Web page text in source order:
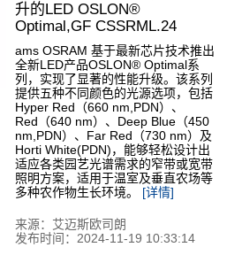
升的LED OSLON®
Optimal,GF CSSRML.24
ams OSRAM 基于最新芯片技术推出
全新LED产品OSLON® Optimal系
列，实现了显著的性能升级。该系列
提供五种不同颜色的光源选项，包括
Hyper Red（660 nm,PDN）、
Red（640 nm）、Deep Blue（450
nm,PDN）、Far Red（730 nm）及
Horti White(PDN)，能够轻松设计出
适应各类园艺光谱需求的窄带或宽带
照明方案，适用于温室及垂直农场等
多种农作物生长环境。 [详情]
来源：艾迈斯欧司朗
发布时间：2024-11-19 10:33:14